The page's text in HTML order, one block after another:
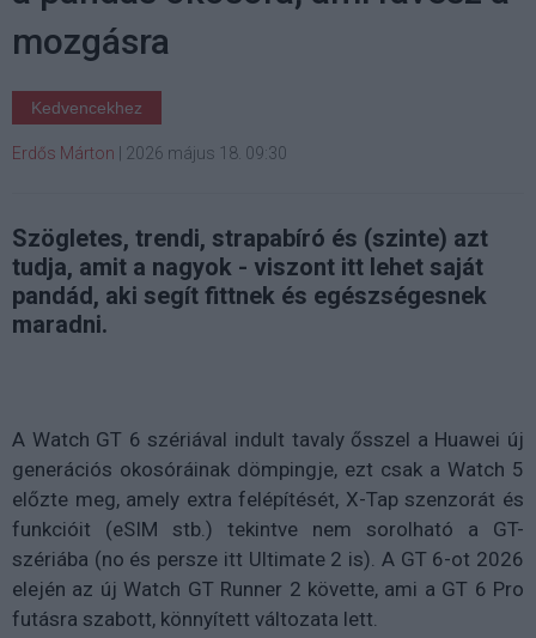
mozgásra
Kedvencekhez
Erdős Márton 2026 május 18. 09:30
Szögletes, trendi, strapabíró és (szinte) azt
tudja, amit a nagyok - viszont itt lehet saját
pandád, aki segít fittnek és egészségesnek
maradni.
A Watch GT 6 szériával indult tavaly ősszel a Huawei új
generációs okosóráinak dömpingje, ezt csak a Watch 5
előzte meg, amely extra felépítését, X-Tap szenzorát és
funkcióit (eSIM stb.) tekintve nem sorolható a GT-
szériába (no és persze itt Ultimate 2 is). A GT 6-ot 2026
elején az új Watch GT Runner 2 követte, ami a GT 6 Pro
futásra szabott, könnyített változata lett.